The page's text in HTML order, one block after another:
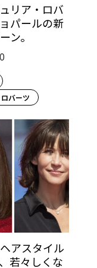
リア・ロバ
パールの新
ン。
バーツ
ヘアスタイル
若々しくな